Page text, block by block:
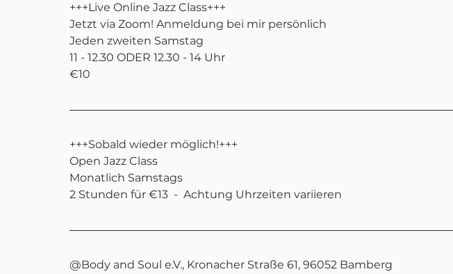
+++Live Online Jazz Class+++
Jetzt via Zoom! Anmeldung bei mir persönlich
Jeden zweiten Samstag
11 - 12.30 ODER 12.30 - 14 Uhr
€10
+++Sobald wieder möglich!+++
Open Jazz Class
Monatlich Samstags
2 Stunden für €13  -  Achtung Uhrzeiten variieren
@Body and Soul e.V., Kronacher Straße 61, 96052 Bamberg